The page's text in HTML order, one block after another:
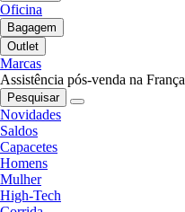
Oficina
Bagagem
Outlet
Marcas
Assistência pós-venda na França
Pesquisar
Novidades
Saldos
Capacetes
Homens
Mulher
High-Tech